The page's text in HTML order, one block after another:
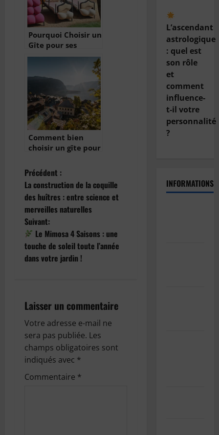
Pourquoi Choisir un
Gîte pour ses
Vacances ?
Comment bien
choisir un gîte pour
réussies ?
N
a
v
i
g
t
i
o
n
d
Précédent :
La construction de la coquille
des huîtres : entre science et
merveilles naturelles
Suivant:
Le Mimosa 4 Saisons : une
touche de soleil toute l’année
dans votre jardin !
Laisser un commentaire
Votre adresse e-mail ne
sera pas publiée. Les
champs obligatoires sont
indiqués avec *
Commentaire *
L’ascendant
astrologique
: quel est
son rôle
et
comment
influence-
t-il votre
personnalité
?
INFORMATIONS